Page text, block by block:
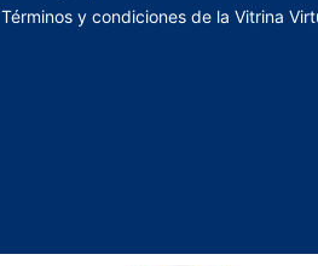
Términos y condiciones de la Vitrina